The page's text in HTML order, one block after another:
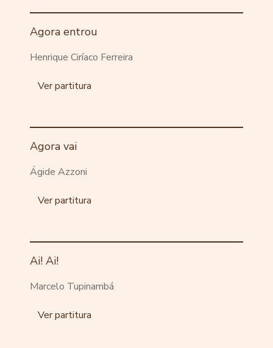
Agora entrou
Henrique Ciríaco Ferreira
Ver partitura
Agora vai
Ágide Azzoni
Ver partitura
Ai! Ai!
Marcelo Tupinambá
Ver partitura